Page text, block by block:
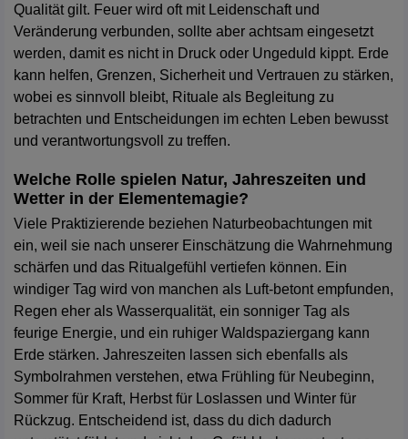
Qualität gilt. Feuer wird oft mit Leidenschaft und
Veränderung verbunden, sollte aber achtsam eingesetzt
werden, damit es nicht in Druck oder Ungeduld kippt. Erde
kann helfen, Grenzen, Sicherheit und Vertrauen zu stärken,
wobei es sinnvoll bleibt, Rituale als Begleitung zu
betrachten und Entscheidungen im echten Leben bewusst
und verantwortungsvoll zu treffen.
Welche Rolle spielen Natur, Jahreszeiten und
Wetter in der Elementemagie?
Viele Praktizierende beziehen Naturbeobachtungen mit
ein, weil sie nach unserer Einschätzung die Wahrnehmung
schärfen und das Ritualgefühl vertiefen können. Ein
windiger Tag wird von manchen als Luft-betont empfunden,
Regen eher als Wasserqualität, ein sonniger Tag als
feurige Energie, und ein ruhiger Waldspaziergang kann
Erde stärken. Jahreszeiten lassen sich ebenfalls als
Symbolrahmen verstehen, etwa Frühling für Neubeginn,
Sommer für Kraft, Herbst für Loslassen und Winter für
Rückzug. Entscheidend ist, dass du dich dadurch